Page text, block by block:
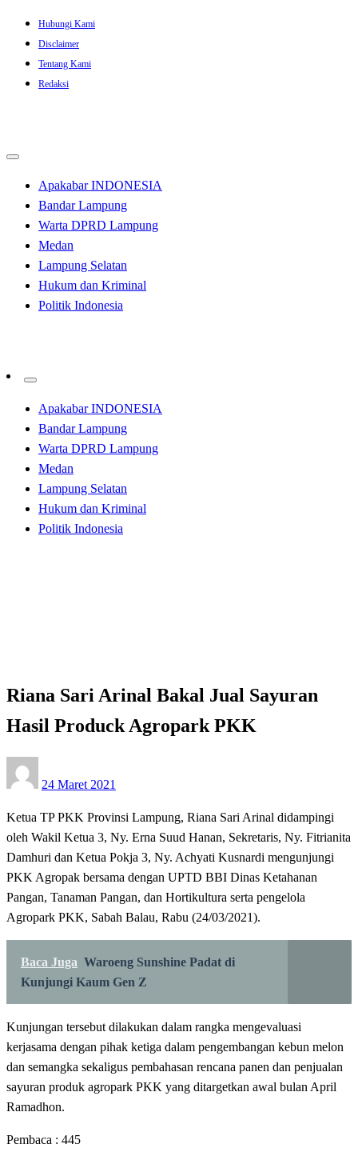
Skip
content
Hubungi Kami
Disclaimer
Tentang Kami
Redaksi
Apakabar INDONESIA
Bandar Lampung
Warta DPRD Lampung
Medan
Lampung Selatan
Hukum dan Kriminal
Politik Indonesia
Apakabar INDONESIA
Bandar Lampung
Warta DPRD Lampung
Medan
Lampung Selatan
Hukum dan Kriminal
Politik Indonesia
Riana Sari Arinal Bakal Jual Sayuran
Hasil Produck Agropark PKK
on
24 Maret 2021
Ketua TP PKK Provinsi Lampung, Riana Sari Arinal didampingi
oleh Wakil Ketua 3, Ny. Erna Suud Hanan, Sekretaris, Ny. Fitrianita
Damhuri dan Ketua Pokja 3, Ny. Achyati Kusnardi mengunjungi
PKK Agropak bersama dengan UPTD BBI Dinas Ketahanan
Pangan, Tanaman Pangan, dan Hortikultura serta pengelola
Agropark PKK, Sabah Balau, Rabu (24/03/2021).
Baca Juga Waroeng Sunshine Padat di
Kunjungi Kaum Gen Z
Kunjungan tersebut dilakukan dalam rangka mengevaluasi
kerjasama dengan pihak ketiga dalam pengembangan kebun melon
dan semangka sekaligus pembahasan rencana panen dan penjualan
sayuran produk agropark PKK yang ditargetkan awal bulan April
Ramadhon.
Pembaca : 445